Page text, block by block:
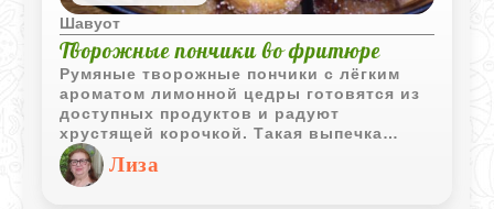
Шавуот
Творожные пончики во фритюре
Румяные творожные пончики с лёгким
ароматом лимонной цедры готовятся из
доступных продуктов и радуют
хрустящей корочкой. Такая выпечка
отлично подходит для семейного
чаепития и получается большой
порцией.
Лиза